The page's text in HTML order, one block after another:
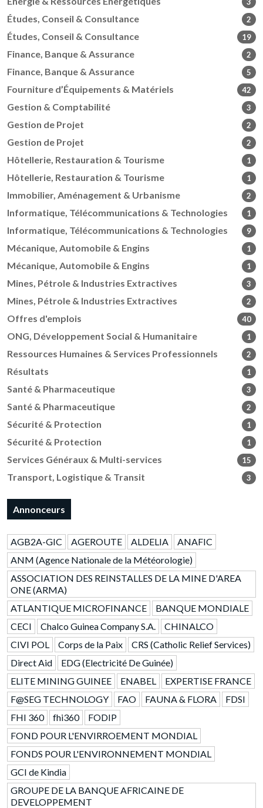
Études, Conseil & Consultance 2
Études, Conseil & Consultance 19
Finance, Banque & Assurance 2
Finance, Banque & Assurance 5
Fourniture d’Équipements & Matériels 42
Gestion & Comptabilité 3
Gestion de Projet 2
Gestion de Projet 2
Hôtellerie, Restauration & Tourisme 1
Hôtellerie, Restauration & Tourisme 1
Immobilier, Aménagement & Urbanisme 2
Informatique, Télécommunications & Technologies 1
Informatique, Télécommunications & Technologies 9
Mécanique, Automobile & Engins 1
Mécanique, Automobile & Engins 1
Mines, Pétrole & Industries Extractives 3
Mines, Pétrole & Industries Extractives 2
Offres d'emplois 40
ONG, Développement Social & Humanitaire 1
Ressources Humaines & Services Professionnels 2
Résultats 1
Santé & Pharmaceutique 3
Santé & Pharmaceutique 2
Sécurité & Protection 1
Sécurité & Protection 1
Services Généraux & Multi-services 15
Transport, Logistique & Transit 3
Annonceurs
AGB2A-GIC AGEROUTE ALDELIA
ANAFIC
ANM (Agence Nationale de la Météorologie)
ASSOCIATION DES REINSTALLES DE LA MINE D'AREA
ONE (ARMA)
ATLANTIQUE MICROFINANCE
BANQUE MONDIALE
CECI
Chalco Guinea Company S.A.
CHINALCO
CIVI POL
Corps de la Paix
CRS (Catholic Relief Services)
Direct Aid
EDG (Electricité De Guinée)
ELITE MINING GUINEE
ENABEL
EXPERTISE FRANCE
F@SEG TECHNOLOGY
FAO FAUNA & FLORA
FDSI
FHI 360
fhi360
FODIP
FOND POUR L'ENVIRROEMENT MONDIAL
FONDS POUR L'ENVIRONNEMENT MONDIAL
GCI de Kindia
GROUPE DE LA BANQUE AFRICAINE DE
DEVELOPPEMENT